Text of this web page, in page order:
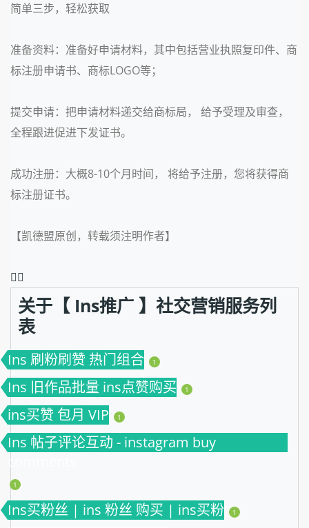
简单三步，轻松获取
准备资料：准备好申请材料，其中包括营业执照复印件、商
标注册申请书、商标LOGO等；
提交申请：把申请材料递交给商标局， 给予受理及审查，
全程跟进促进下发证书。
成功注册：大概8-10个月时间， 将给予注册，您将获得商
标注册证书。
【凯德盟原创，转载须注明作者】
❤️‍🔥
关于【 Ins推广 】社交营销服务列
表
Ins 刷粉刷赞 热门组合 1
Ins 旧作品批量 ins点赞购买 1
ins买赞 包月 VIP 1
Ins 帖子评论互动 - instagram buy
comments
1
Ins买粉丝 | ins 粉丝 购买 | ins买粉 1